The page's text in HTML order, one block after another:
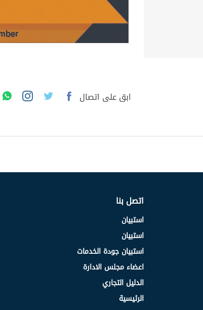
ابق على اتصال
اتصل بنا
استبيان
استبيان
استبيان جودة الخدمات
اعضاء مجلس الادارة
الدليل التجاري
الرئيسية